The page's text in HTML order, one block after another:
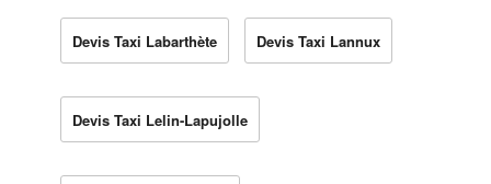
Devis Taxi Labarthète Devis Taxi Lannux
Devis Taxi Lelin-Lapujolle